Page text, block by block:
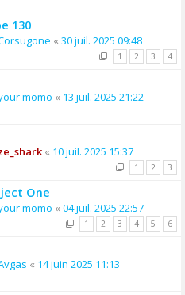
130
« 30 juil. 2025 09:48
1 2 3 4
momo « 13 juil. 2025 21:22
« 10 juil. 2025 15:37
1 2 3
One
momo « 04 juil. 2025 22:57
1 2 3 4 5 6
« 14 juin 2025 11:13